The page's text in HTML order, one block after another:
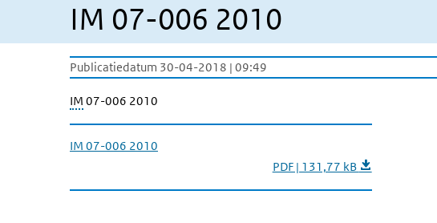
IM 07-006 2010
Publicatiedatum 30-04-2018 | 09:49
IM 07-006 2010
IM 07-006 2010
PDF | 131,77 kB